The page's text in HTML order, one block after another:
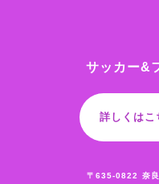
サッカー&
詳しくはこ
〒635-0822 奈